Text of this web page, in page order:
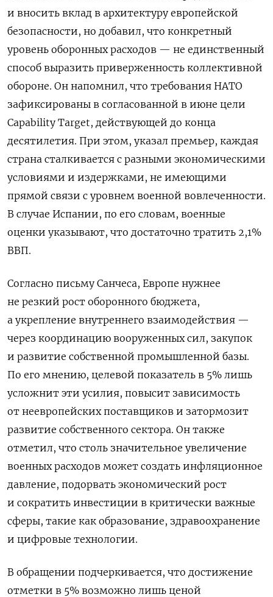
и вносить вклад в архитектуру европейской
безопасности, но добавил, что конкретный
уровень оборонных расходов — не единственный
способ выразить приверженность коллективной
обороне. Он напомнил, что требования НАТО
зафиксированы в согласованной в июне цели
Capability Target, действующей до конца
десятилетия. При этом, указал премьер, каждая
страна сталкивается с разными экономическими
условиями и издержками, не имеющими
прямой связи с уровнем военной вовлеченности.
В случае Испании, по его словам, военные
оценки указывают, что достаточно тратить 2,1%
ВВП.
Согласно письму Санчеса, Европе нужнее
не резкий рост оборонного бюджета,
а укрепление внутреннего взаимодействия —
через координацию вооруженных сил, закупок
и развитие собственной промышленной базы.
По его мнению, целевой показатель в 5% лишь
усложнит эти усилия, повысит зависимость
от неевропейских поставщиков и затормозит
развитие собственного сектора. Он также
отметил, что столь значительное увеличение
военных расходов может создать инфляционное
давление, подорвать экономический рост
и сократить инвестиции в критически важные
сферы, такие как образование, здравоохранение
и цифровые технологии.
В обращении подчеркивается, что достижение
отметки в 5% возможно лишь ценой